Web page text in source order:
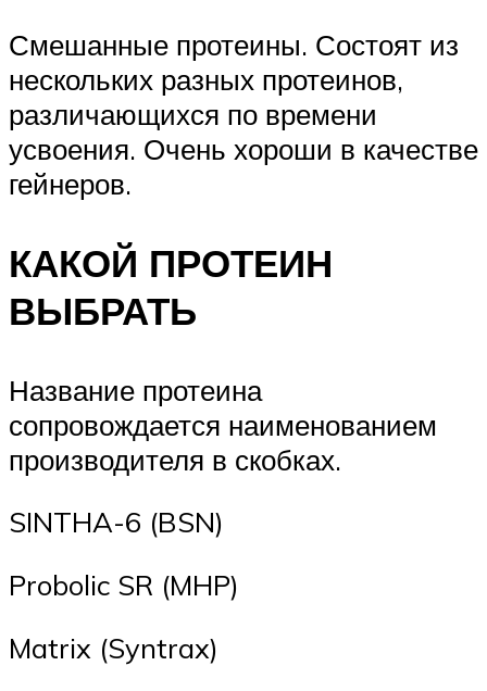
Смешанные протеины. Состоят из
нескольких разных протеинов,
различающихся по времени
усвоения. Очень хороши в качестве
гейнеров.
КАКОЙ ПРОТЕИН
ВЫБРАТЬ
Название протеина
сопровождается наименованием
производителя в скобках.
SINTHA-6 (BSN)
Probolic SR (MHP)
Matrix (Syntrax)